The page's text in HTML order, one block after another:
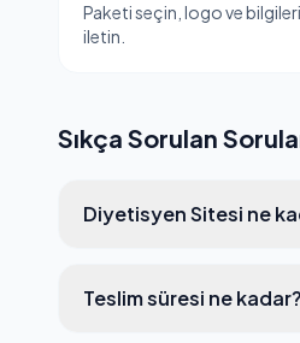
Paketi seçin, logo ve
iletin.
Sıkça Sorulan
Diyetisyen Sitesi ne
Teslim süresi ne kadar?